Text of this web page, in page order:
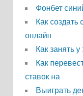
Фонбет
Как создать
онлайн
Как занять у
Как
ставок на
Выиграть